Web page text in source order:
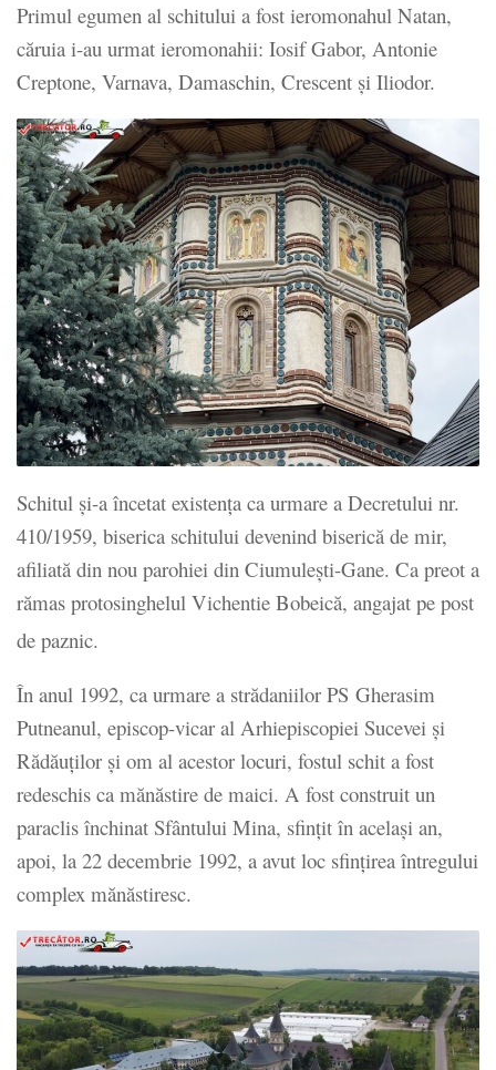
Primul egumen al schitului a fost ieromonahul Natan,
căruia i-au urmat ieromonahii: Iosif Gabor, Antonie
Creptone, Varnava, Damaschin, Crescent și Iliodor.
Schitul și-a încetat existența ca urmare a Decretului nr.
410/1959, biserica schitului devenind biserică de mir,
afiliată din nou parohiei din Ciumulești-Gane. Ca preot a
rămas protosinghelul Vichentie Bobeică, angajat pe post
de paznic.
În anul 1992, ca urmare a strădaniilor PS Gherasim
Putneanul, episcop-vicar al Arhiepiscopiei Sucevei și
Rădăuților și om al acestor locuri, fostul schit a fost
redeschis ca mănăstire de maici. A fost construit un
paraclis închinat Sfântului Mina, sfințit în același an,
apoi, la 22 decembrie 1992, a avut loc sfințirea întregului
complex mănăstiresc.